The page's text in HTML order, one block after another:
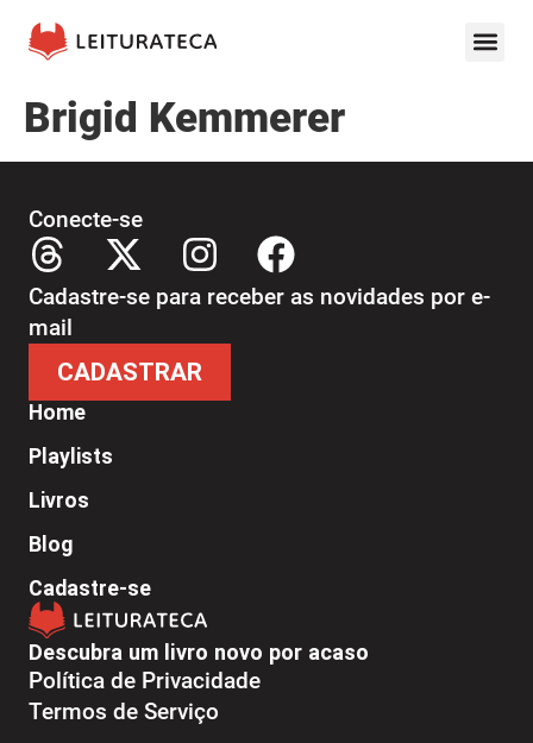
Brigid Kemmerer
Descubra um livro novo por acaso
Política de Privacidade
Termos de Serviço
Home
Playlists
Livros
Blog
Cadastre-se
Conecte-se
Cadastre-se para receber as novidades por e-
mail
CADASTRAR